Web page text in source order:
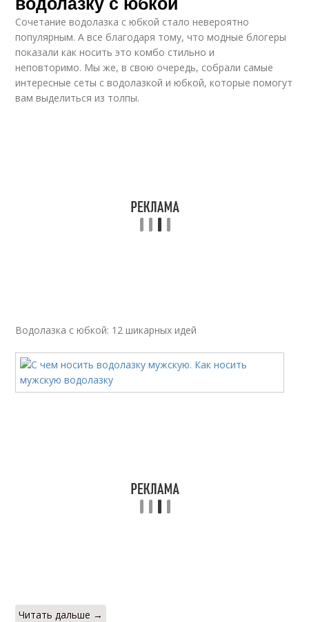
Сочетание водолазка с юбкой стало невероятно
популярным. А все благодаря тому, что модные блогеры
показали как носить это комбо стильно и
неповторимо. Мы же, в свою очередь, собрали самые
интересные сеты с водолазкой и юбкой, которые помогут
вам выделиться из толпы.
Водолазка с юбкой: 12 шикарных идей
Читать дальше →